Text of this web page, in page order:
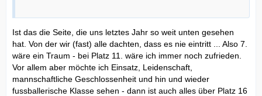
Ist das die Seite, die uns letztes Jahr so weit unten gesehen
hat. Von der wir (fast) alle dachten, dass es nie eintritt ... Also 7.
wäre ein Traum - bei Platz 11. wäre ich immer noch zufrieden.
Vor allem aber möchte ich Einsatz, Leidenschaft,
mannschaftliche Geschlossenheit und hin und wieder
fussballerische Klasse sehen - dann ist auch alles über Platz 16